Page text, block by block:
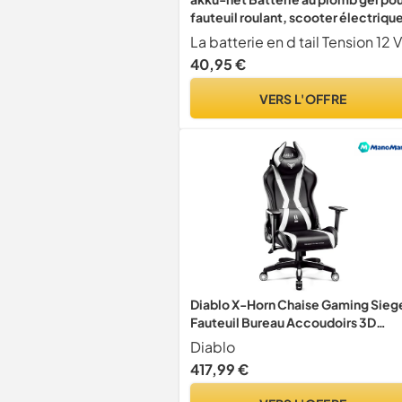
fauteuil roulant, scooter
véhicules électriques, 12 V, 12 Ah, 12
V, acide plomb
40,95 €
VERS L'OFFRE
Diablo X-Horn Chaise Gaming
Fauteuil Bureau Accoudoirs 3D
Design Ergonomique Oreiller Cou
Coussin Lombaire Skaï Fonction
d'inclinaison Noir-Blanc Normal (L)
Diablo
417,99 €